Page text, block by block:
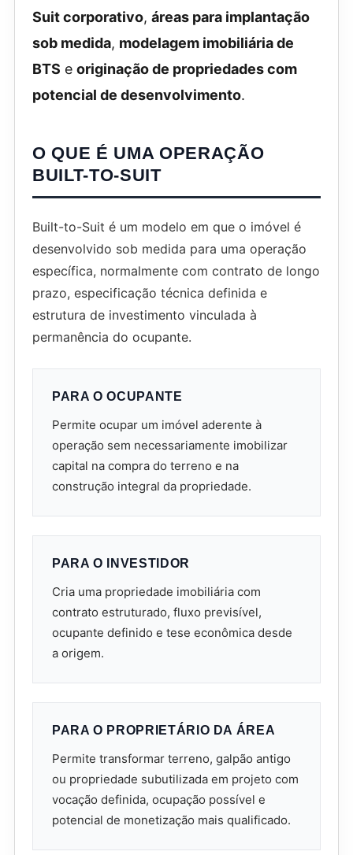
Suit corporativo, áreas para implantação
sob medida, modelagem imobiliária de
BTS e originação de propriedades com
potencial de desenvolvimento.
O QUE É UMA OPERAÇÃO
BUILT-TO-SUIT
Built-to-Suit é um modelo em que o imóvel é
desenvolvido sob medida para uma operação
específica, normalmente com contrato de longo
prazo, especificação técnica definida e
estrutura de investimento vinculada à
permanência do ocupante.
PARA O OCUPANTE
Permite ocupar um imóvel aderente à
operação sem necessariamente imobilizar
capital na compra do terreno e na
construção integral da propriedade.
PARA O INVESTIDOR
Cria uma propriedade imobiliária com
contrato estruturado, fluxo previsível,
ocupante definido e tese econômica desde
a origem.
PARA O PROPRIETÁRIO DA ÁREA
Permite transformar terreno, galpão antigo
ou propriedade subutilizada em projeto com
vocação definida, ocupação possível e
potencial de monetização mais qualificado.